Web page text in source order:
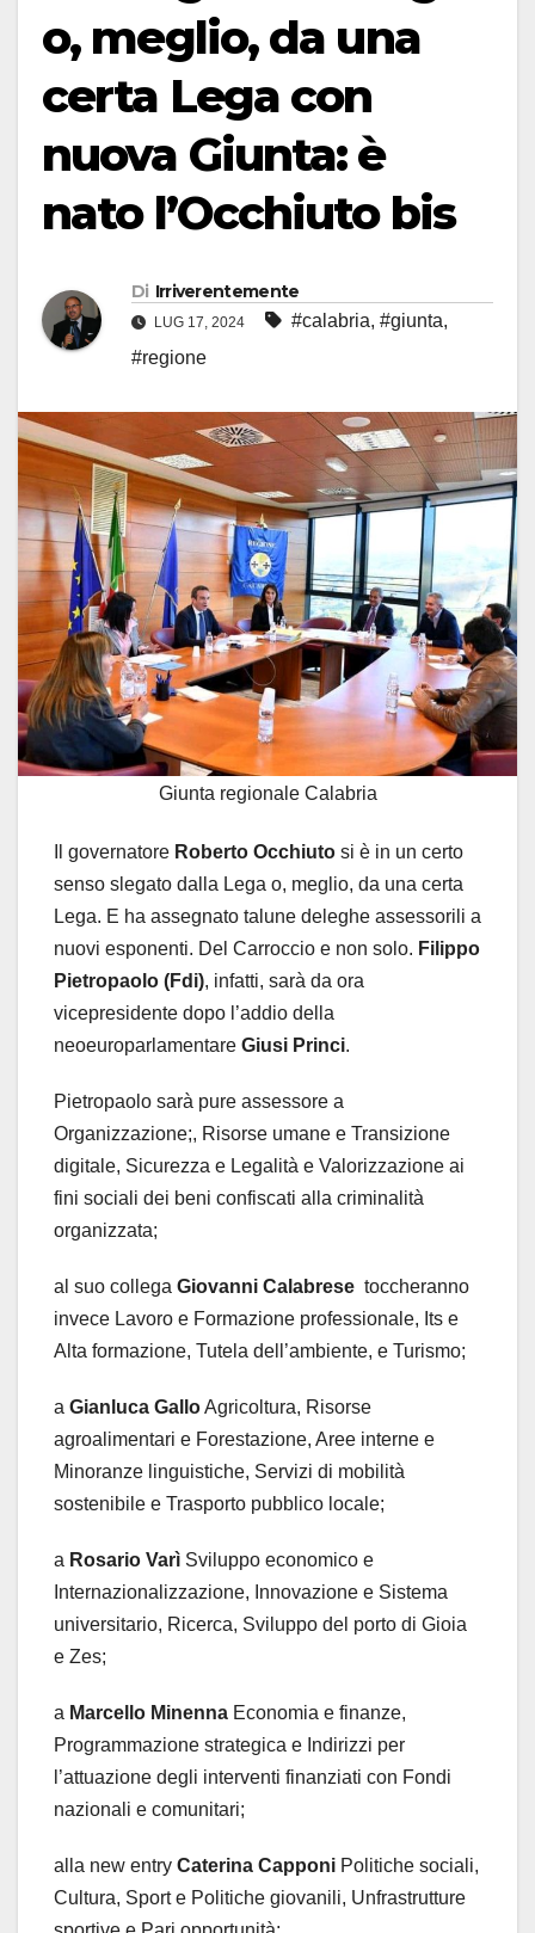
o, meglio, da una
certa Lega con
nuova Giunta: è
nato l’Occhiuto bis
Di Irriverentemente
LUG 17, 2024 #calabria, #giunta,
#regione
Giunta regionale Calabria
Il governatore Roberto Occhiuto si è in un certo
senso slegato dalla Lega o, meglio, da una certa
Lega. E ha assegnato talune deleghe assessorili a
nuovi esponenti. Del Carroccio e non solo. Filippo
Pietropaolo (Fdi), infatti, sarà da ora
vicepresidente dopo l’addio della
neoeuroparlamentare Giusi Princi.
Pietropaolo sarà pure assessore a
Organizzazione;, Risorse umane e Transizione
digitale, Sicurezza e Legalità e Valorizzazione ai
fini sociali dei beni confiscati alla criminalità
organizzata;
al suo collega Giovanni Calabrese toccheranno
invece Lavoro e Formazione professionale, Its e
Alta formazione, Tutela dell’ambiente, e Turismo;
a Gianluca GalloAgricoltura, Risorse
agroalimentari e Forestazione, Aree interne e
Minoranze linguistiche, Servizi di mobilità
sostenibile e Trasporto pubblico locale;
a Rosario Varì Sviluppo economico e
Internazionalizzazione, Innovazione e Sistema
universitario, Ricerca, Sviluppo del porto di Gioia
e Zes;
a Marcello Minenna Economia e finanze,
Programmazione strategica e Indirizzi per
l’attuazione degli interventi finanziati con Fondi
nazionali e comunitari;
alla new entry Caterina Capponi Politiche sociali,
Cultura, Sport e Politiche giovanili, Unfrastrutture